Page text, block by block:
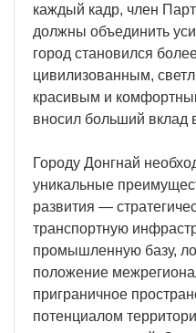
каждый кадр, член
должны объединить
город становился
цивилизованным,
красивым и
вносил больший вклад
Городу Донгнай
уникальные
развития —
транспортную
промышленную базу,
положение
приграничное
потенциалом